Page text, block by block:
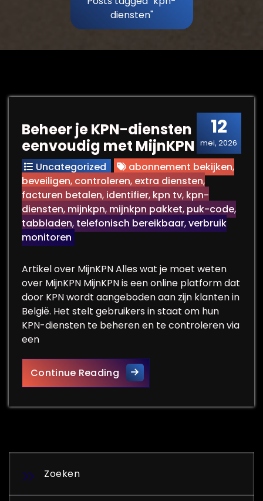
diensten"
12
mei, 2026
Beheer je KPN-diensten
eenvoudig met MijnKPN
Uncategorized abonnement bekijken,
beveiligen, controleren, extra diensten,
facturen betalen, identifier, kpn tv, kpn-
diensten, mijnkpn, mijnkpn pakket, puk-code,
tabbladen, telefonisch bereikbaar,verbruik
monitoren
Artikel over MijnKPN Alles wat je moet weten
over MijnKPN MijnKPN is een online platform dat
door KPN wordt aangeboden aan zijn klanten in
België. Het stelt gebruikers in staat om hun
KPN-diensten te beheren en te controleren via
een
Continue ReadingBeheer je KPN-diensten
Zoeken